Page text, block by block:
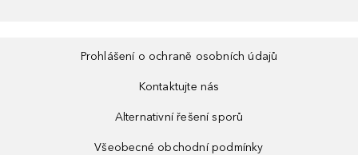
Prohlášení o ochraně osobních údajů
Kontaktujte nás
Alternativní řešení sporů
Všeobecné obchodní podmínky